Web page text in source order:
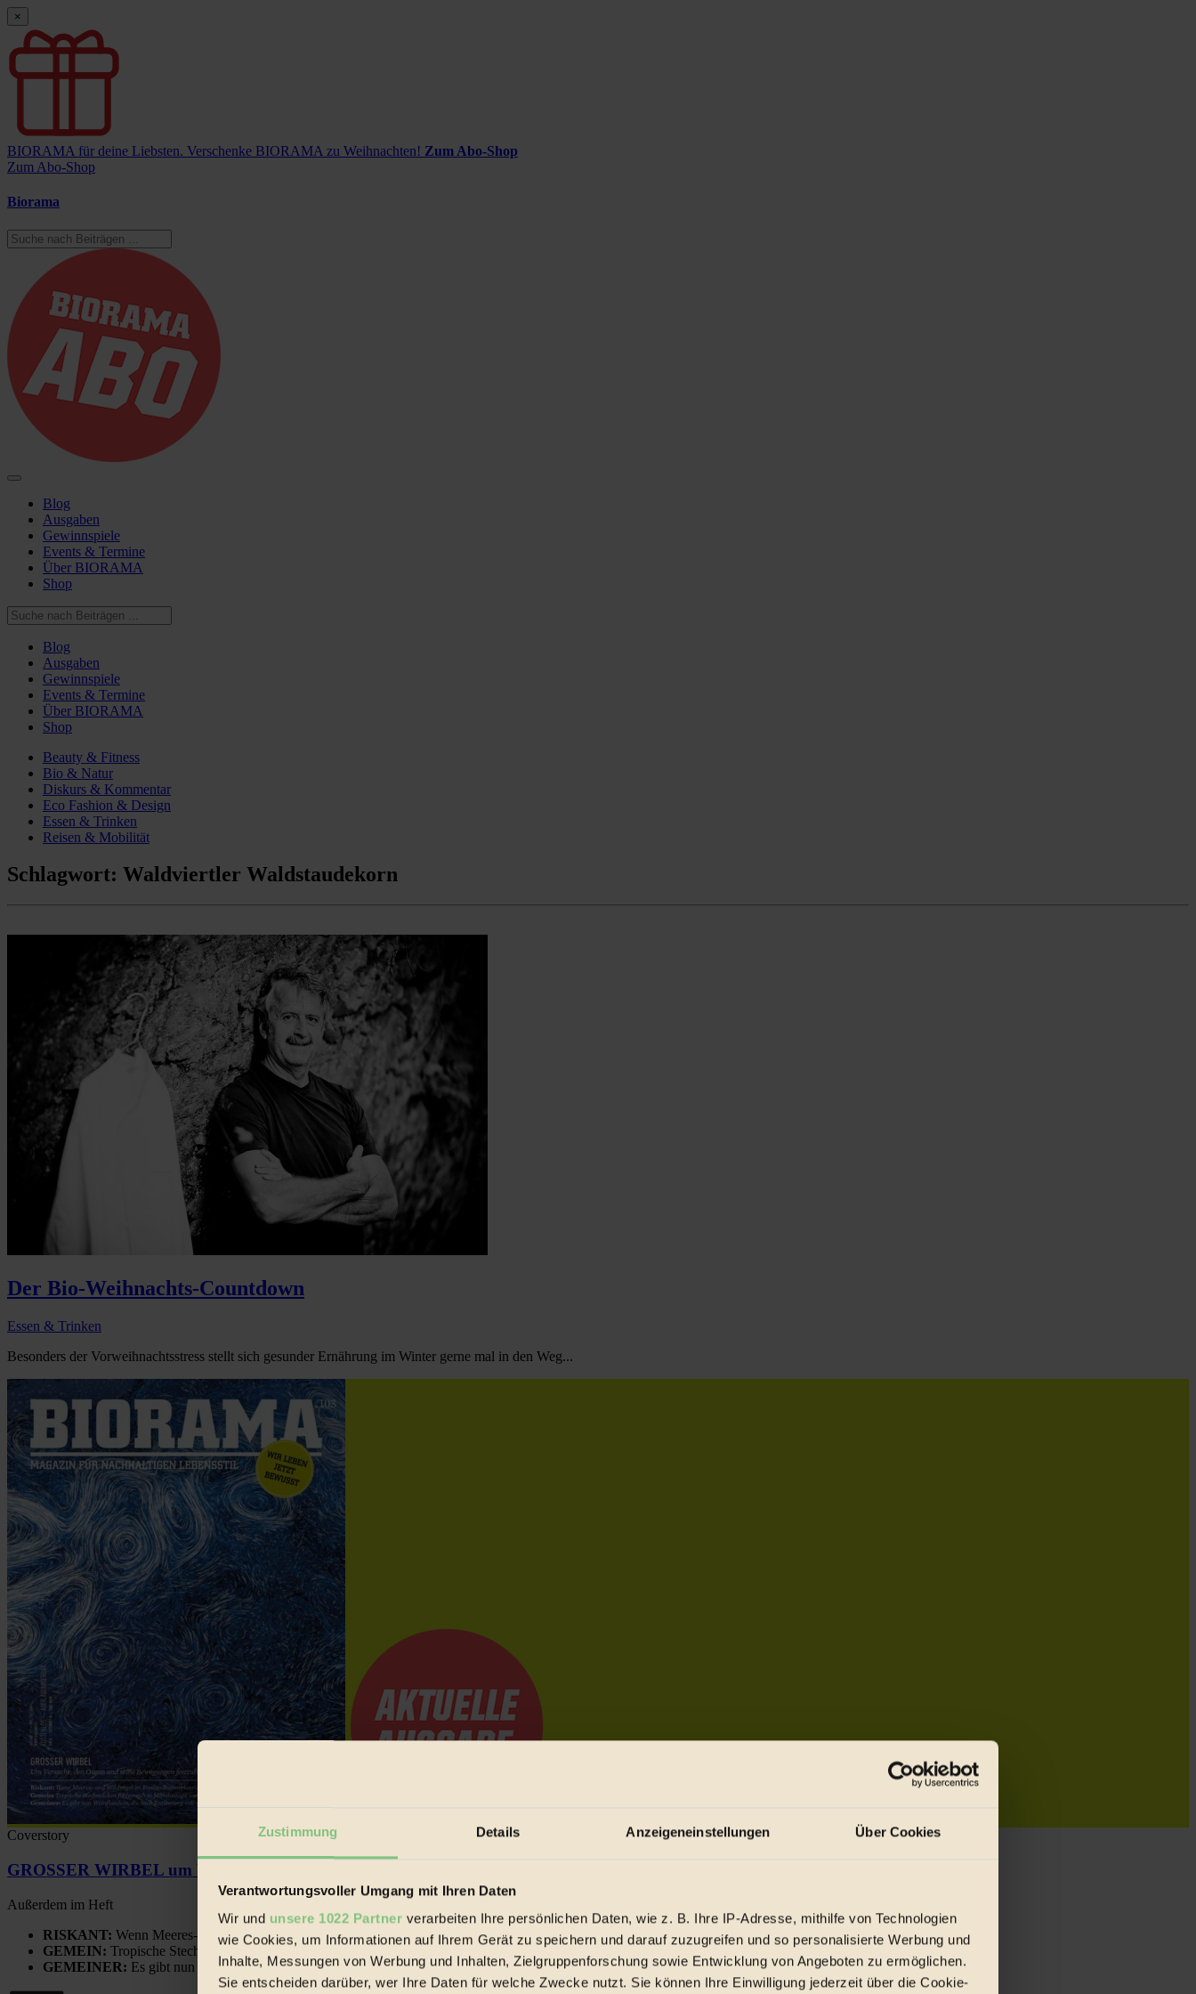
Zustimmung Details Anzeigeneinstellungen Über Cookies
Verantwortungsvoller Umgang mit Ihren Daten
Wir und unsere 1022 Partner verarbeiten Ihre persönlichen Daten, wie z. B. Ihre IP-Adresse, mithilfe von Technologien
wie Cookies, um Informationen auf Ihrem Gerät zu speichern und darauf zuzugreifen und so personalisierte Werbung und
Inhalte, Messungen von Werbung und Inhalten, Zielgruppenforschung sowie Entwicklung von Angeboten zu ermöglichen.
Sie entscheiden darüber, wer Ihre Daten für welche Zwecke nutzt. Sie können Ihre Einwilligung jederzeit über die Cookie-
×
BIORAMA für deine Liebsten. Verschenke BIORAMA zu Weihnachten! Zum Abo-Shop
Zum Abo-Shop
Biorama
Blog
Ausgaben
Gewinnspiele
Events & Termine
Über BIORAMA
Shop
Blog
Ausgaben
Gewinnspiele
Events & Termine
Über BIORAMA
Shop
Beauty & Fitness
Bio & Natur
Diskurs & Kommentar
Eco Fashion & Design
Essen & Trinken
Reisen & Mobilität
Schlagwort: Waldviertler Waldstaudekorn
Der Bio-Weihnachts-Countdown
Essen & Trinken
Besonders der Vorweihnachtsstress stellt sich gesunder Ernährung im Winter gerne mal in den Weg...
Coverstory
GROSSER WIRBEL um Versuche, den Ozean und seine Bewegungen festzuhalten.
Außerdem im Heft
RISKANT: Wenn Meeres- und Wildvögel im Freilandhühnerbetrieb vorbeischauen.
GEMEIN: Tropische Stechmücken fühlen sich in Mitteleuropa inziwschen oft zu Hause.
GEMEINER: Es gibt nun Weinflaschen, die nach Entleerung voll wieder zu dir zurückkommen.